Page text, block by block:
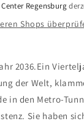
Regensburg
Shops
2036.Ein
der Welt,
in den Metro-
Sie haben